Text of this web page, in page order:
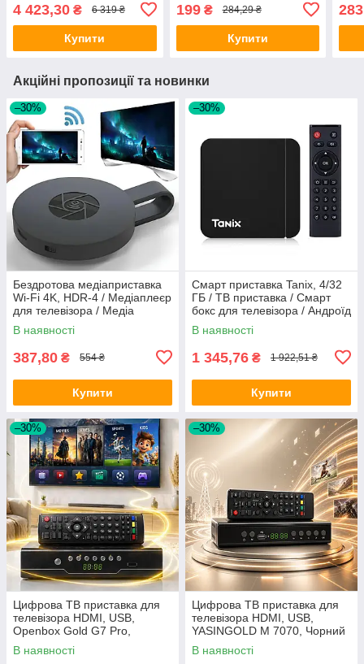
плеєр переносний з Т2
тюнером
4 423,30 ₴ 6 319 ₴
Купити
199₴ 284,29 ₴
Купити
Акційні пропозиції та новинки
–30%
Бездротова медіаприставка
Wi-Fi 4K, HDR-4 / Медіаплеєр
для телевізора / Медіа
приставка к телевізору
В наявності
387,80 ₴ 554 ₴
Купити
–30%
Смарт приставка Tanix, 4/32
ГБ / ТВ приставка / Смарт
бокс для телевізора / Андроїд
тв / Смарт ТВ
В наявності
1 345,76 ₴ 1 922,51 ₴
Купити
–30%
Цифрова ТВ приставка для
телевізора HDMI, USB,
Openbox Gold G7 Pro,
Чорний / Т2 приставка / Т2
тюнер для телевізора
В наявності
–30%
Цифрова ТВ приставка для
телевізора HDMI, USB,
YASINGOLD M 7070, Чорний
/ Цифровий ефірний
приймач / ТВ тюнер
В наявності